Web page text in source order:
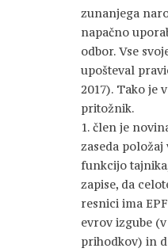
zunanjega
napačno
odbor. Vse
upošteval
2017). Tako je
pritožnik.
1. člen je
zaseda položaj
funkcijo
zapise, da
resnici ima
evrov izgube
prihodkov) in